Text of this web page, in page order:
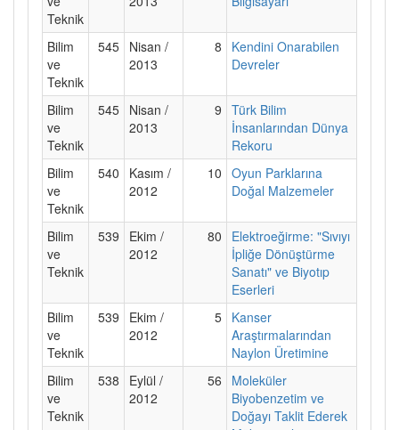
Teknik
Bilim
ve
Teknik
545 Nisan /
2013
8
Kendini Onarabilen
Devreler
Bilim
ve
Teknik
545 Nisan /
2013
9 Türk Bilim
İnsanlarından Dünya
Rekoru
Bilim
ve
Teknik
540
Kasım /
2012
10 Oyun Parklarına
Doğal Malzemeler
Bilim
ve
Teknik
539
Ekim /
2012
80
Elektroeğirme: "Sıvıyı
İpliğe Dönüştürme
Sanatı" ve Biyotıp
Eserleri
Bilim
ve
Teknik
539
Ekim /
2012
5 Kanser
Araştırmalarından
Naylon Üretimine
Bilim
ve
Teknik
538
Eylül /
2012
56
Moleküler
Biyobenzetim ve
Doğayı Taklit Ederek